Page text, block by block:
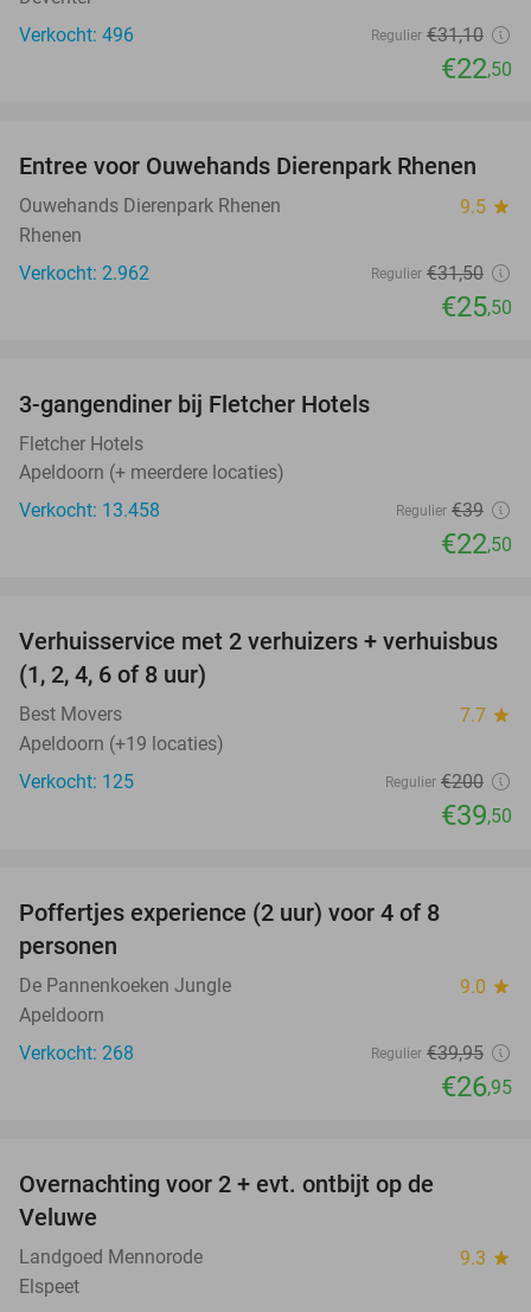
Verkocht: 496
Regulier €31,10
€22,50
19%
Entree voor Ouwehands Dierenpark Rhenen
Ouwehands Dierenpark Rhenen 9.5 star
Rhenen
Verkocht: 2.962
Regulier €31,50
€25,50
3-gangendiner bij Fletcher Hotels
Fletcher Hotels
Apeldoorn (+ meerdere locaties)
Verkocht: 13.458
Regulier €39
€22,50
80%
Verhuisservice met 2 verhuizers + verhuisbus
(1, 2, 4, 6 of 8 uur)
Best Movers 7.7 star
Apeldoorn (+19 locaties)
Verkocht: 125
Regulier €200
€39,50
Poffertjes experience (2 uur) voor 4 of 8
personen
De Pannenkoeken Jungle 9.0 star
Apeldoorn
Verkocht: 268
Regulier €39,95
€26,95
Overnachting voor 2 + evt. ontbijt op de
Veluwe
Landgoed Mennorode 9.3 star
Elspeet